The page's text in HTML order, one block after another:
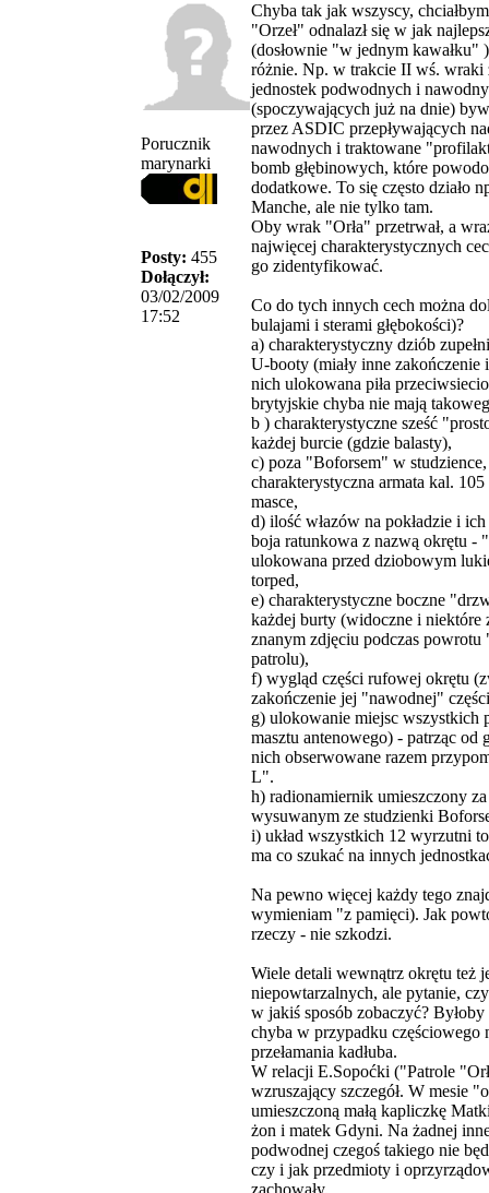
Porucznik
marynarki
Posty: 455
Dołączył:
03/02/2009
17:52
Chyba tak jak wszyscy,
"Orzeł" odnalazł się w jak
(dosłownie "w jednym kawałku"
różnie. Np. w trakcie II wś. wraki
jednostek podwodnych i
(spoczywających już na dnie)
przez ASDIC przepływających
nawodnych i traktowane
bomb głębinowych, które
dodatkowe. To się często działo
Manche, ale nie tylko tam.
Oby wrak "Orła" przetrwał, a
najwięcej charakterystycznych
go zidentyfikować.
Co do tych innych cech można
bulajami i sterami głębokości)?
a) charakterystyczny dziób
U-booty (miały inne zakończenie
nich ulokowana piła
brytyjskie chyba nie mają
b ) charakterystyczne sześć
każdej burcie (gdzie balasty),
c) poza "Boforsem" w studzience,
charakterystyczna armata kal.
masce,
d) ilość włazów na pokładzie i
boja ratunkowa z nazwą okrętu -
ulokowana przed dziobowym
torped,
e) charakterystyczne boczne
każdej burty (widoczne i niektóre
znanym zdjęciu podczas powrotu
patrolu),
f) wygląd części rufowej okrętu
zakończenie jej "nawodnej"
g) ulokowanie miejsc wszystkich
masztu antenowego) - patrząc od
nich obserwowane razem
L".
h) radionamiernik umieszczony
wysuwanym ze studzienki
i) układ wszystkich 12 wyrzutni
ma co szukać na innych
Na pewno więcej każdy tego
wymieniam "z pamięci). Jak
rzeczy - nie szkodzi.
Wiele detali wewnątrz okrętu też
niepowtarzalnych, ale pytanie,
w jakiś sposób zobaczyć?
chyba w przypadku częściowego
przełamania kadłuba.
W relacji E.Sopoćki ("Patrole
wzruszający szczegół. W mesie
umieszczoną małą kapliczkę
żon i matek Gdyni. Na żadnej
podwodnej czegoś takiego nie
czy i jak przedmioty i
zachowały.